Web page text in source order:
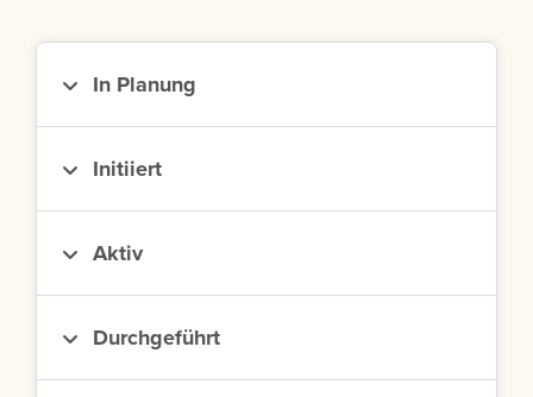
In Planung
Initiiert
Aktiv
Durchgeführt